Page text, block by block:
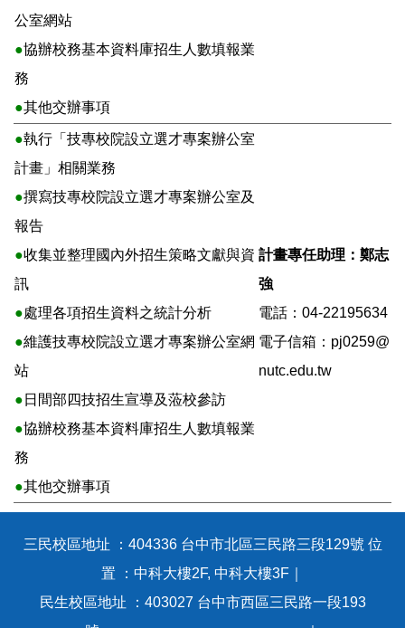
公室網站
●協辦校務基本資料庫招生人數填報業
務
●其他交辦事項
●執行「技專校院設立選才專案辦公室
計畫」相關業務
●撰寫技專校院設立選才專案辦公室及
報告
●收集並整理國內外招生策略文獻與資
訊
●處理各項招生資料之統計分析
●維護技專校院設立選才專案辦公室網
站
● 日間部四技招生宣導及蒞校參訪
●協辦校務基本資料庫招生人數填報業
務
●其他交辦事項
計畫專任助理：鄭志
強
電話：04-22195634
電子信箱： pj0259@
nutc.edu.tw
三民校區地址 ：404336 台中市北區三民路三段129號 位
置 ：中科大樓2F, 中科大樓3F｜
民生校區地址 ：403027 台中市西區三民路一段193